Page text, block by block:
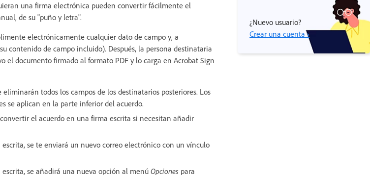
una firma electrónica pueden convertir fácilmente el
de su "puño y letra".
electrónicamente cualquier dato de campo y, a
contenido de campo incluido). Después, la persona destinataria
el documento firmado al formato PDF y lo carga en Acrobat Sign
todos los campos de los destinatarios posteriores. Los
se aplican en la parte inferior del acuerdo.
el acuerdo en una firma escrita si necesitan añadir
se te enviará un nuevo correo electrónico con un vínculo
se añadirá una nueva opción al menúOpciones para
¿Nuevo usuario?
Crear una cuenta ›